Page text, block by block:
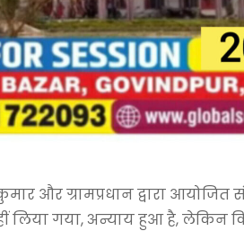
और ग्रामप्रधान द्वारा
लिया गया, अन्याय हुआ है, लेकिन